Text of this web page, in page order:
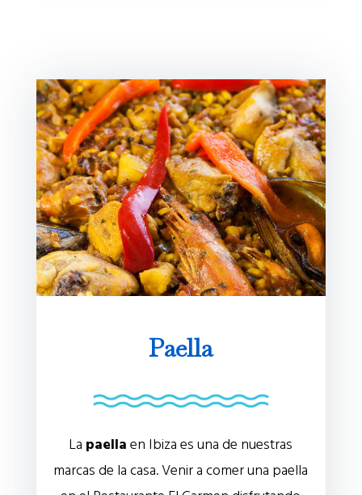
Paella
La paellaen Ibiza es una de nuestras
marcas de la casa. Venir a comer una paella